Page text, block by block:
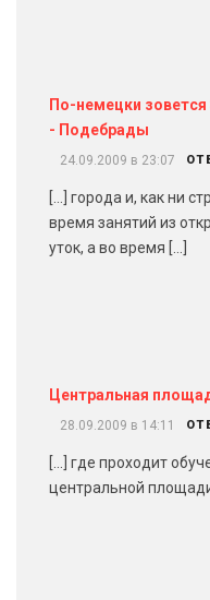
По-немецки
- Подебрады
24.09.2009 в 23:07
[…] города и, как ни
время занятий из
уток, а во время […]
Центральная
28.09.2009 в 14:11
[…] где проходит
центральной